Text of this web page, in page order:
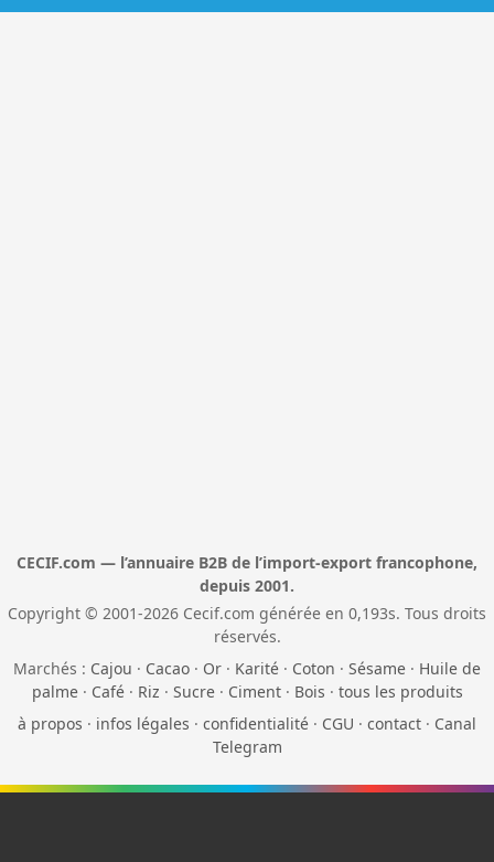
CECIF.com — l’annuaire B2B de l’import-export francophone,
depuis 2001.
Copyright © 2001-2026 Cecif.com générée en 0,193s. Tous droits
réservés.
Marchés : Cajou · Cacao · Or · Karité · Coton · Sésame · Huile de
palme· Café· Riz · Sucre· Ciment· Bois · tous les produits
à propos · infos légales · confidentialité · CGU · contact · Canal
Telegram